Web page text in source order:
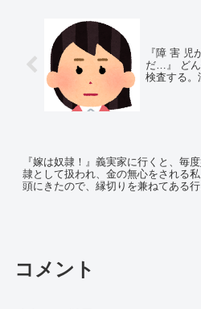
『障 害 児
だ…』 どん
検査する。
『嫁は奴隷！』義実家に行くと、毎
隷として扱われ、金の無心をされる私
頭にきたので、縁切りを兼ねてある
コメント